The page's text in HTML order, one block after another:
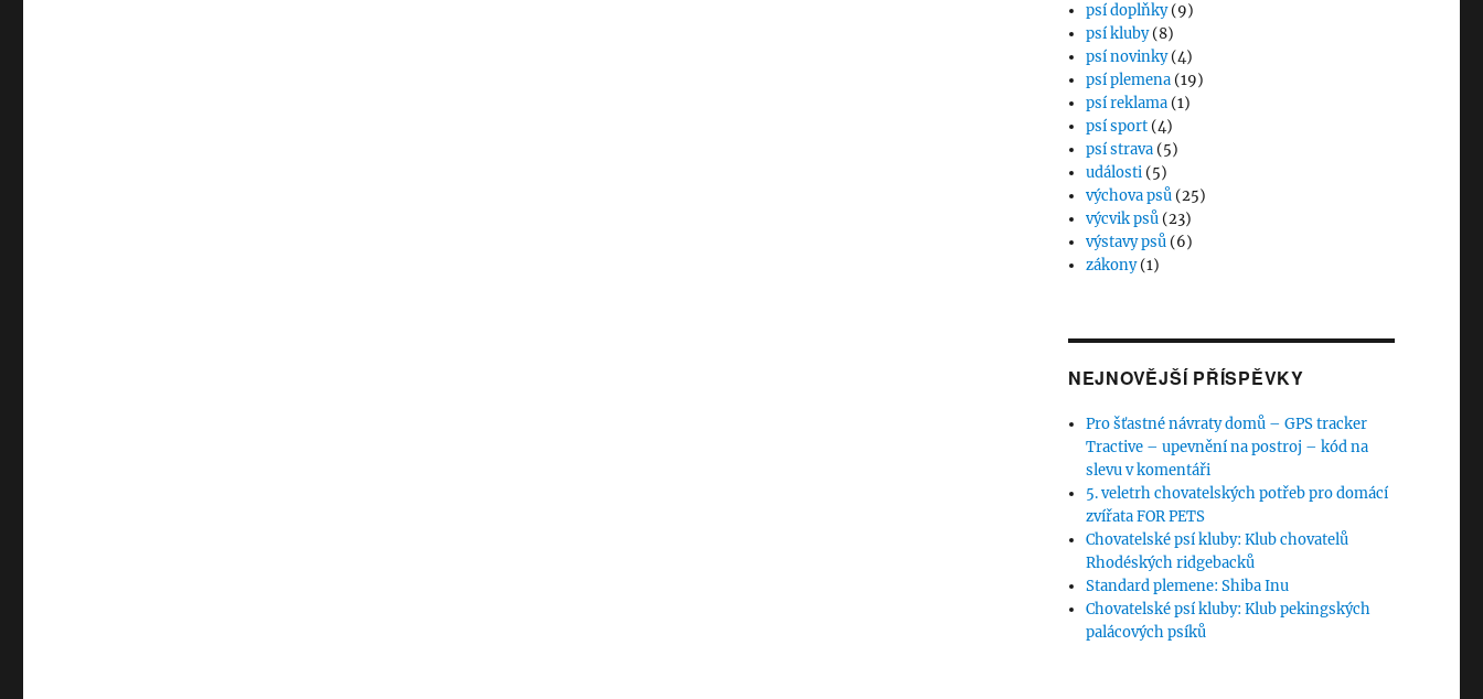
psí doplňky(9)
psí kluby(8)
psí novinky(4)
psí plemena (19)
psí reklama (1)
psí sport (4)
psí strava (5)
události (5)
výchova psů (25)
výcvik psů (23)
výstavy psů (6)
zákony(1)
NEJNOVĚJŠÍ PŘÍSPĚVKY
Pro šťastné návraty domů – GPS tracker
Tractive – upevnění na postroj – kód na
slevu v komentáři
5. veletrh chovatelských potřeb pro domácí
zvířata FOR PETS
Chovatelské psí kluby: Klub chovatelů
Rhodéských ridgebacků
Standard plemene: Shiba Inu
Chovatelské psí kluby: Klub pekingských
palácových psíků